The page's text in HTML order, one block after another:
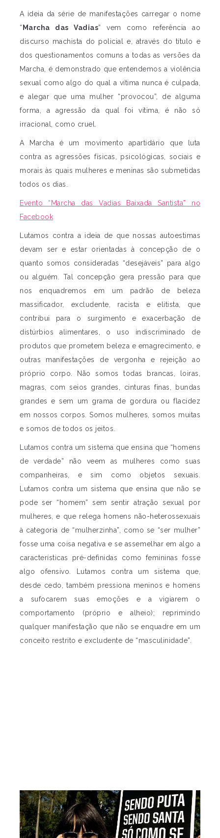
A ideia da série de manifestações carregar o nome
“ Marcha das Vadias” vem como referência ao
discurso machista do policial e, através do título e
dos questionamentos comuns a todas as versões da
Marcha, é demonstrado que entendemos a violência
sexual como algo do qual a vítima nunca é culpada,
e alegar que uma mulher “provocou”, de alguma
forma, a agressão da qual foi vítima, é não só
irracional, como cruel.
A Marcha é um movimento apartidário que luta
contra as agressões físicas, psicológicas, sociais e
morais às quais mulheres e meninas são submetidas
todos os dias.
Evento “Marcha das Vadias Baixada Santista” no
Facebook
Lutamos contra a ideia de que nossas autoestimas
devam ser e estar orientadas à concepção de o
quanto somos consideradas “desejáveis” para algo
ou alguém. Tal concepção gera pressão para que
nos enquadremos em um padrão de beleza
massificador, excludente, racista e elitista, que
contribui para o surgimento e exacerbação de
distúrbios alimentares, o uso indiscriminado de
produtos que prometem beleza e emagrecimento, e
outras manifestações de vergonha e rejeição ao
próprio corpo. Não somos todas brancas, loiras,
magras, com seios grandes, cinturas finas, bundas
grandes e sem um grama de gordura ou flacidez
em nossos corpos. Somos mulheres, somos muitas
e somos de todos os jeitos.
Lutamos contra um sistema que ensina que “homens
de verdade” não veem as mulheres como suas
companheiras, e sim como objetos sexuais.
Lutamos contra um sistema que ensina que não se
pode ser “homem” sem sentir atração sexual por
mulheres, e que relega homens não-heterossexuais
à categoria de “mulherzinha”, como se “ser mulher”
fosse uma coisa negativa e se assemelhar em algo a
características pré-definidas como femininas fosse
algo ofensivo. Lutamos contra um sistema que,
desde cedo, também pressiona meninos e homens
a sufocarem suas emoções e a vigiarem o
comportamento (próprio e alheio); reprimindo
qualquer manifestação que não se enquadre em um
conceito restrito e excludente de “masculinidade”.